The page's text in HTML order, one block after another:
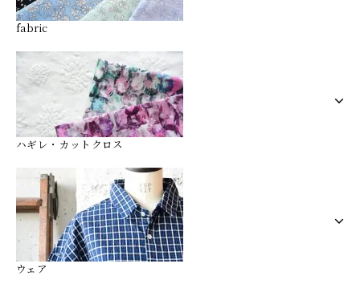
fabric
ハギレ・カットクロス
ウェア